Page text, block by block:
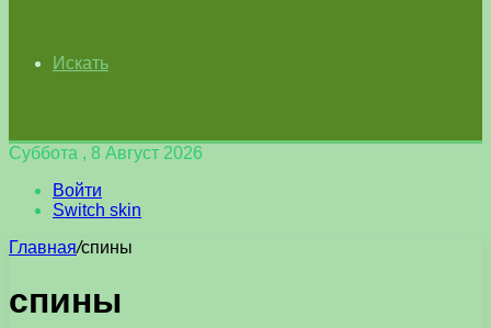
Искать
Суббота , 8 Август 2026
Войти
Switch skin
Главная/спины
спины